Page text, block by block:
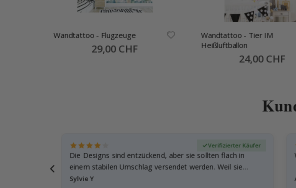
Wandtattoo - Flugzeuge
Special
Price
29,00 CHF
Wandtattoo - Tier IM
Heißluftballon
Special
Price
24,00 CHF
Die Designs sind entzückend, aber sie sollten flach in
einem stabilen Umschlag versendet werden. Weil sie…
Sylvie Y
Verifizierter Käufer